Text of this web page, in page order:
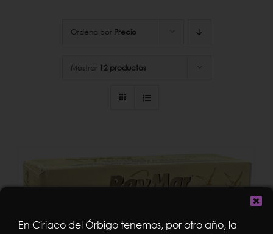
Ordena por Precio
Mostrar 12 productos
En Ciriaco del Órbigo tenemos, por otro año, la